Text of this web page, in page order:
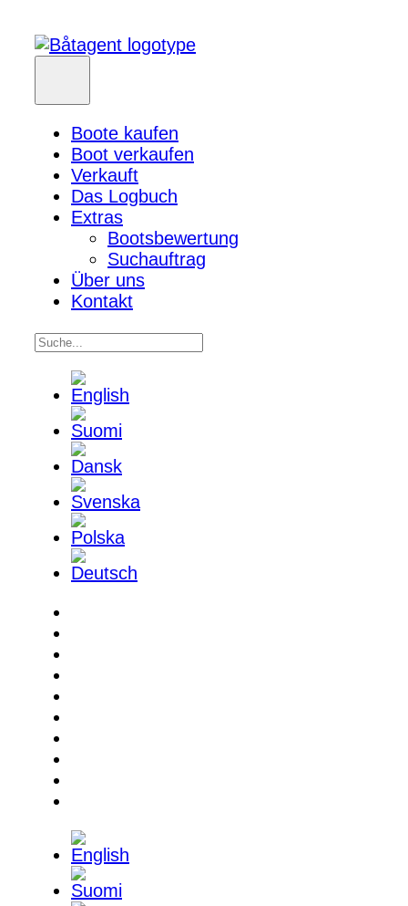
Boote kaufen
Boot verkaufen
Verkauft
Das Logbuch
Extras
Bootsbewertung
Suchauftrag
Über uns
Kontakt